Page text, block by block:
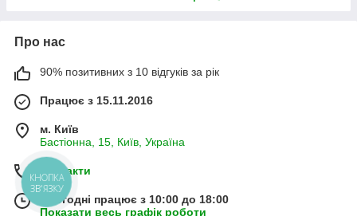
Про нас
90% позитивних з 10 відгуків за рік
Працює з 15.11.2016
м. Київ
Бастіонна, 15, Київ, Україна
Контакти
Сьогодні працює з 10:00 до 18:00
Показати весь графік роботи
КНОПКА
ЗВ'ЯЗКУ